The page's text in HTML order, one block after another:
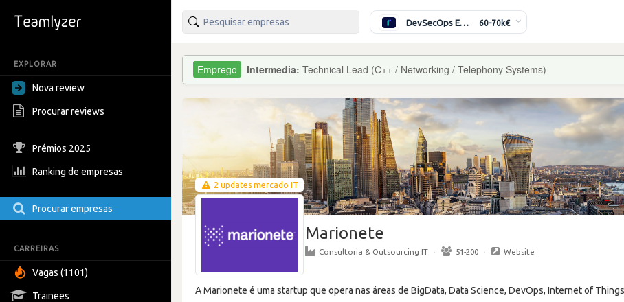
EXPLORAR
Nova review
Procurar reviews
Prémios 2025
Ranking de empresas
Procurar empresas
CARREIRAS
Vagas (1101)
Trainees
DevSecOps Engineer 60-70k€
Intermedia: Technical Lead (C++ / Networking / Telephony Systems)
2 updates mercado IT
Marionete
Consultoria & Outsourcing IT · 51-200 · Website
A Marionete é uma startup que opera nas áreas de BigData, Data Science, DevOps, Internet of